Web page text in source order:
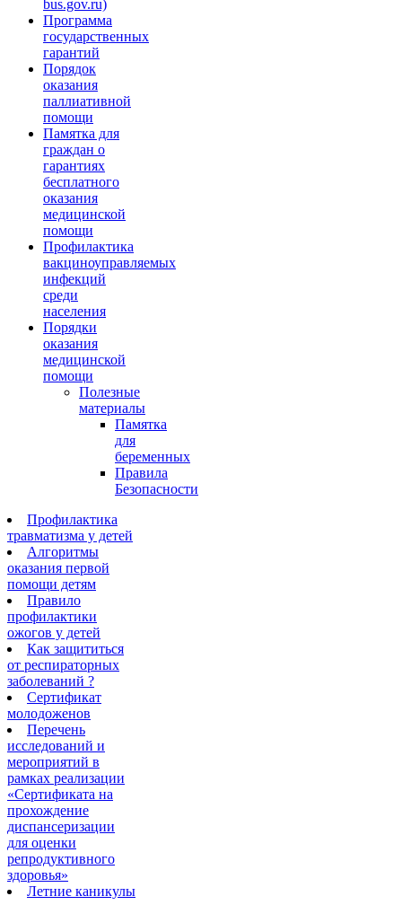
bus.gov.ru)
Программа
государственных
гарантий
Порядок
оказания
паллиативной
помощи
Памятка для
граждан о
гарантиях
бесплатного
оказания
медицинской
помощи
Профилактика
вакциноуправляемых
инфекций
среди
населения
Порядки
оказания
медицинской
помощи
Полезные
материалы
Памятка
для
беременных
Правила
Безопасности
Профилактика
травматизма у детей
Алгоритмы
оказания первой
помощи детям
Правило
профилактики
ожогов у детей
Как защититься
от респираторных
заболеваний ?
Сертификат
молодоженов
Перечень
исследований и
мероприятий в
рамках реализации
«Сертификата на
прохождение
диспансеризации
для оценки
репродуктивного
здоровья»
Летние каникулы